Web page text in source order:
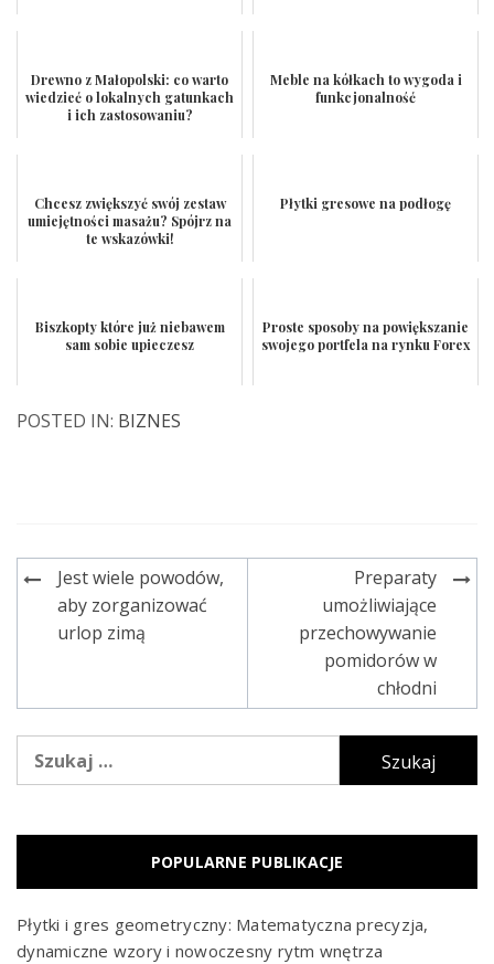
Drewno z Małopolski: co warto
wiedzieć o lokalnych gatunkach
i ich zastosowaniu?
Meble na kółkach to wygoda i
funkcjonalność
Chcesz zwiększyć swój zestaw
umiejętności masażu? Spójrz na
te wskazówki!
Płytki gresowe na podłogę
Biszkopty które już niebawem
sam sobie upieczesz
Proste sposoby na powiększanie
swojego portfela na rynku Forex
POSTED IN: BIZNES
Nawigacja
wpisu
Jest wiele powodów,
aby zorganizować
urlop zimą
Preparaty
umożliwiające
przechowywanie
pomidorów w
chłodni
Szukaj:
POPULARNE PUBLIKACJE
Płytki i gres geometryczny: Matematyczna precyzja,
dynamiczne wzory i nowoczesny rytm wnętrza